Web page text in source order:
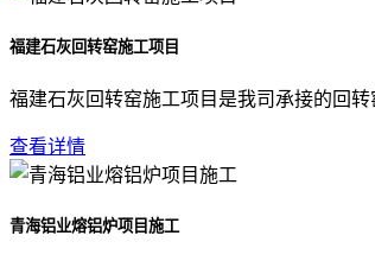
福建石灰回转窑施工项目
福建石灰回转窑施工项目是我司承接的回
查看详情
青海铝业熔铝炉项目施工